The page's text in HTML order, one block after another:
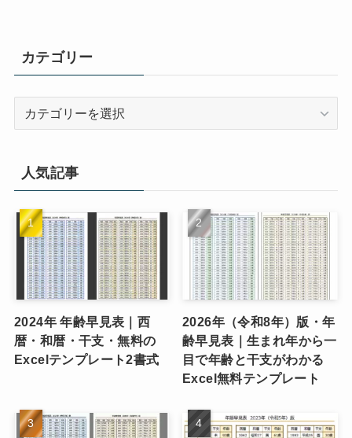
カテゴリー
ー
人気記事
2024年 年齢早見表｜西
暦・和暦・干支・無料の
Excelテンプレート2書式
2026年（令和8年）版・年
齢早見表｜生まれ年から一
目で年齢と干支がわかる
Excel無料テンプレート